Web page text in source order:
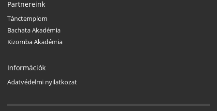
Partnereink
Tánctemplom
Bachata Akadémia
Kizomba Akadémia
Információk
Adatvédelmi nyilatkozat